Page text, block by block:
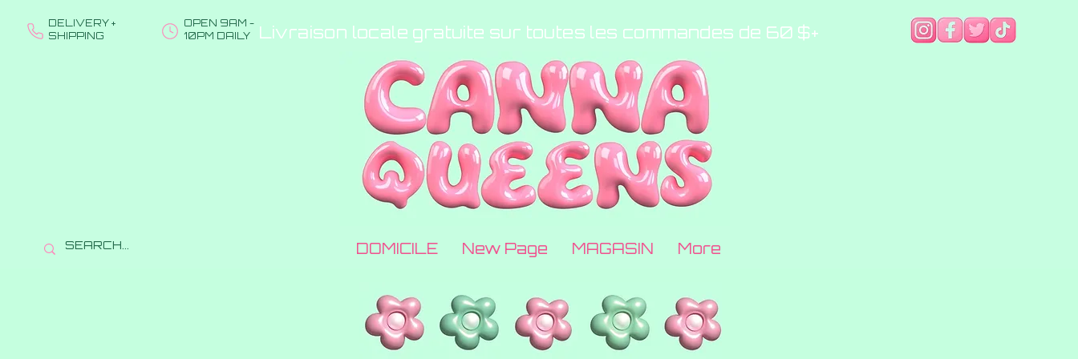
DELIVERY +
SHIPPING
OPEN 9AM -
10PM DAILY
Livraison locale gratuite sur toutes les commandes de 60 $+
DOMICILE New Page MAGASIN More